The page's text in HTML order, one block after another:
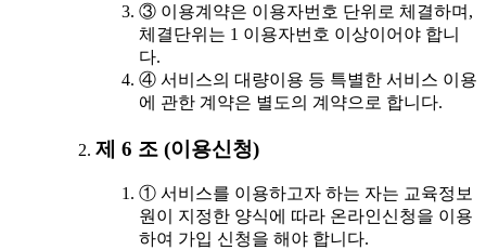
③ 이용계약은 이용자번호 단위로 체결하며,
체결단위는 1 이용자번호 이상이어야 합니
다.
④ 서비스의 대량이용 등 특별한 서비스 이용
에 관한 계약은 별도의 계약으로 합니다.
제 6 조 (이용신청)
① 서비스를 이용하고자 하는 자는 교육정보
원이 지정한 양식에 따라 온라인신청을 이용
하여 가입 신청을 해야 합니다.